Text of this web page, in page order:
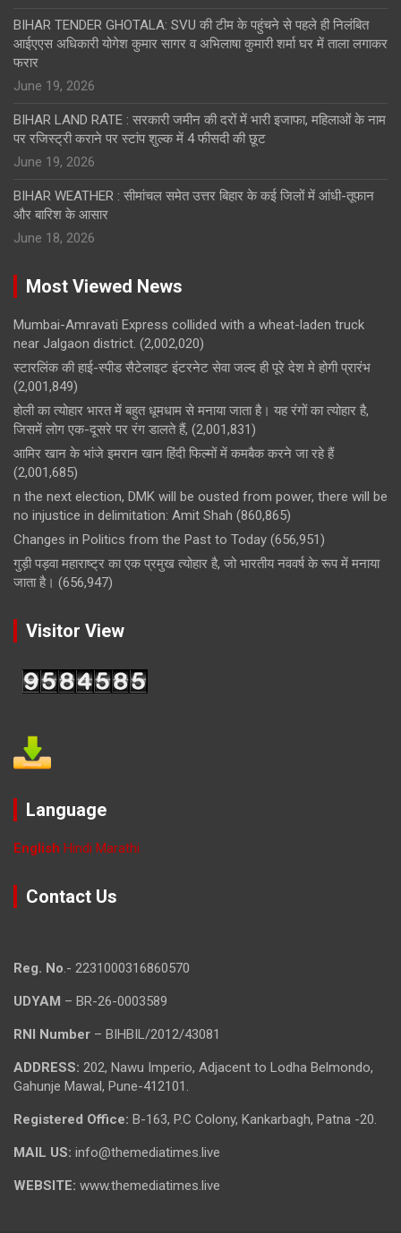
BIHAR TENDER GHOTALA: SVU की टीम के पहुंचने से पहले ही निलंबित
आईएएस अधिकारी योगेश कुमार सागर व अभिलाषा कुमारी शर्मा घर में ताला लगाकर
फरार
June 19, 2026
BIHAR LAND RATE : सरकारी जमीन की दरों में भारी इजाफा, महिलाओं के नाम
पर रजिस्ट्री कराने पर स्टांप शुल्क में 4 फीसदी की छूट
June 19, 2026
BIHAR WEATHER : सीमांचल समेत उत्तर बिहार के कई जिलों में आंधी-तूफान
और बारिश के आसार
June 18, 2026
Most Viewed News
Mumbai-Amravati Express collided with a wheat-laden truck
near Jalgaon district. (2,002,020)
स्टारलिंक की हाई-स्पीड सैटेलाइट इंटरनेट सेवा जल्द ही पूरे देश मे होगी प्रारंभ
(2,001,849)
होली का त्योहार भारत में बहुत धूमधाम से मनाया जाता है। यह रंगों का त्योहार है,
जिसमें लोग एक-दूसरे पर रंग डालते हैं, (2,001,831)
आमिर खान के भांजे इमरान खान हिंदी फिल्मों में कमबैक करने जा रहे हैं
(2,001,685)
n the next election, DMK will be ousted from power, there will be
no injustice in delimitation: Amit Shah (860,865)
Changes in Politics from the Past to Today (656,951)
गुड़ी पड़वा महाराष्ट्र का एक प्रमुख त्योहार है, जो भारतीय नववर्ष के रूप में मनाया
जाता है। (656,947)
Visitor View
Language
English Hindi Marathi
Contact Us
Reg. No.- 2231000316860570
UDYAM – BR-26-0003589
RNI Number – BIHBIL/2012/43081
ADDRESS: 202, Nawu Imperio, Adjacent to Lodha Belmondo,
Gahunje Mawal, Pune-412101.
Registered Office: B-163, P.C Colony, Kankarbagh, Patna -20.
MAIL US: info@themediatimes.live
WEBSITE: www.themediatimes.live